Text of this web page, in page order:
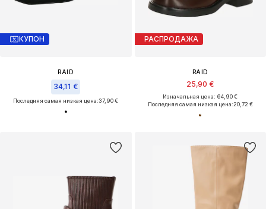
КУПОН
RAID
34,11 €
Последняя самая низкая цена:37,90 €
РАСПРОДАЖА
RAID
25,90 €
Изначальная цена: 64,90 €
Последняя самая низкая цена:20,72 €